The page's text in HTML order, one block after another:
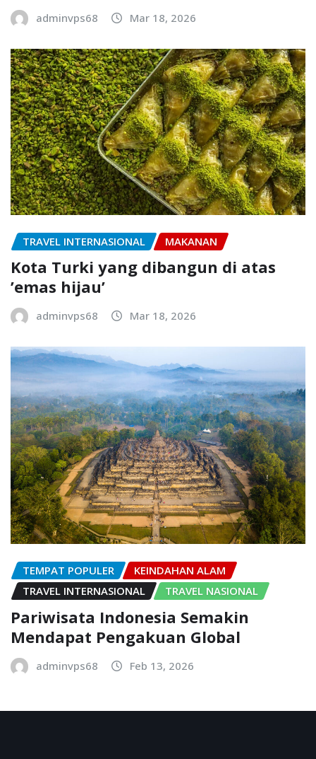
adminvps68 Mar 18, 2026
TRAVEL INTERNASIONAL MAKANAN
Kota Turki yang dibangun di atas
’emas hijau’
adminvps68 Mar 18, 2026
TEMPAT POPULER
KEINDAHAN ALAM
TRAVEL INTERNASIONAL
TRAVEL NASIONAL
Pariwisata Indonesia Semakin
Mendapat Pengakuan Global
adminvps68 Feb 13, 2026